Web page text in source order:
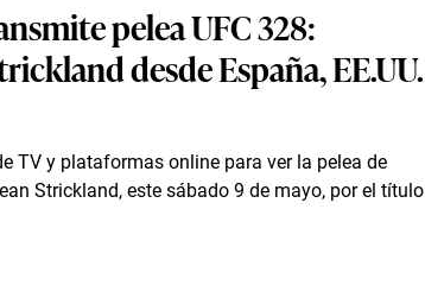
pelea UFC 328:
desde España, EE.UU.
TV y plataformas online para ver la pelea de
Strickland, este sábado 9 de mayo, por el título